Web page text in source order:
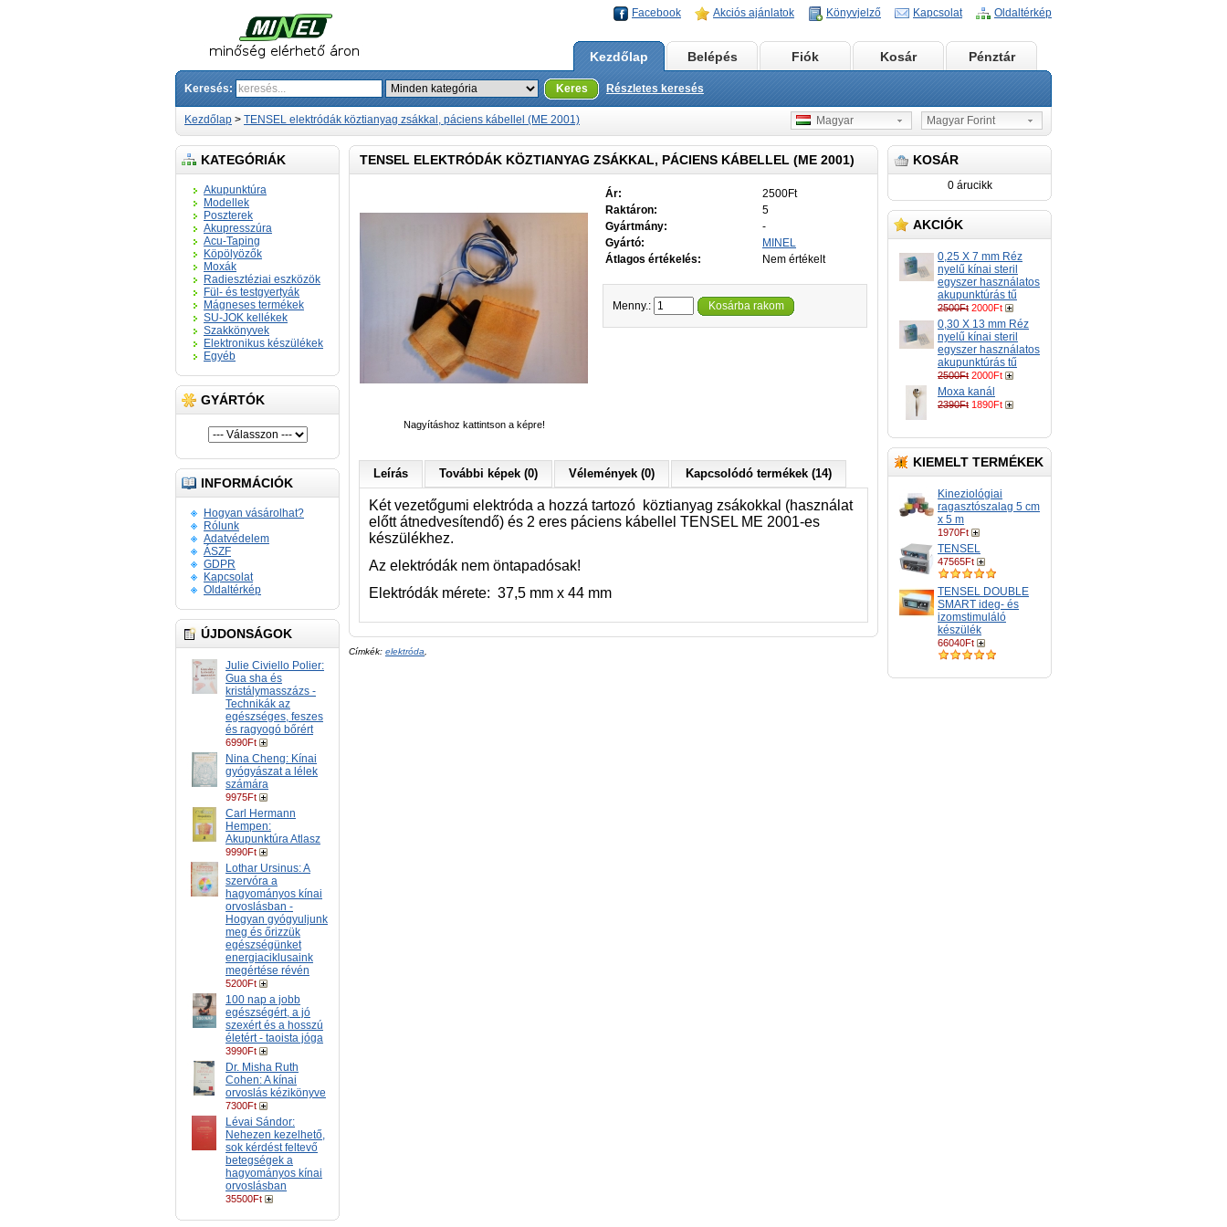
Akciós ajánlatok Könyvjelző Kapcsolat Oldaltérkép
Facebook
Kezdőlap Belépés Fiók Kosár Pénztár
Keresés: Keres Részletes keresés
Kezdőlap > TENSEL elektródák köztianyag zsákkal, páciens kábellel (ME 2001) Magyar Forint
Magyar
KATEGÓRIÁK
Akupunktúra
Modellek
Poszterek
Akupresszúra
Acu-Taping
Köpölyözők
Moxák
Radiesztéziai eszközök
Fül- és testgyertyák
Mágneses termékek
SU-JOK kellékek
Szakkönyvek
Elektronikus készülékek
Egyéb
GYÁRTÓK
INFORMÁCIÓK
Hogyan vásárolhat?
Rólunk
Adatvédelem
ÁSZF
GDPR
Kapcsolat
Oldaltérkép
ÚJDONSÁGOK
Julie Civiello Polier:
Gua sha és
kristálymasszázs -
Technikák az
egészséges, feszes
és ragyogó bőrért
6990Ft
Nina Cheng: Kínai
gyógyászat a lélek
számára
9975Ft
Carl Hermann
Hempen:
Akupunktúra Atlasz
9990Ft
Lothar Ursinus: A
szervóra a
hagyományos kínai
orvoslásban -
Hogyan gyógyuljunk
meg és őrizzük
egészségünket
energiaciklusaink
megértése révén
5200Ft
100 nap a jobb
egészségért, a jó
szexért és a hosszú
életért - taoista jóga
3990Ft
Dr. Misha Ruth
Cohen: A kínai
orvoslás kézikönyve
7300Ft
Lévai Sándor:
Nehezen kezelhető,
sok kérdést feltevő
betegségek a
hagyományos kínai
orvoslásban
35500Ft
KOSÁR
0 árucikk
AKCIÓK
0,25 X 7 mm Réz
nyelű kínai steril
egyszer használatos
akupunktúrás tű
2500Ft 2000Ft
0,30 X 13 mm Réz
nyelű kínai steril
egyszer használatos
akupunktúrás tű
2500Ft 2000Ft
Moxa kanál
2390Ft 1890Ft
KIEMELT TERMÉKEK
Kineziológiai
ragasztószalag 5 cm
x 5 m
1970Ft
TENSEL
47565Ft
TENSEL DOUBLE
SMART ideg- és
izomstimuláló
készülék
66040Ft
TENSEL ELEKTRÓDÁK KÖZTIANYAG ZSÁKKAL, PÁCIENS KÁBELLEL (ME 2001)
Nagyításhoz kattintson a képre!
Ár:
2500Ft
Raktáron:
5
Gyártmány:
-
Gyártó:
MINEL
Átlagos értékelés:
Nem értékelt
Menny.: Kosárba rakom
Leírás További képek (0) Vélemények (0) Kapcsolódó termékek (14)
Két vezetőgumi elektróda a hozzá tartozó köztianyag zsákokkal (használat
előtt átnedvesítendő) és 2 eres páciens kábellel TENSEL ME 2001-es
készülékhez.
Az elektródák nem öntapadósak!
Elektródák mérete: 37,5 mm x 44 mm
Címkék: elektróda